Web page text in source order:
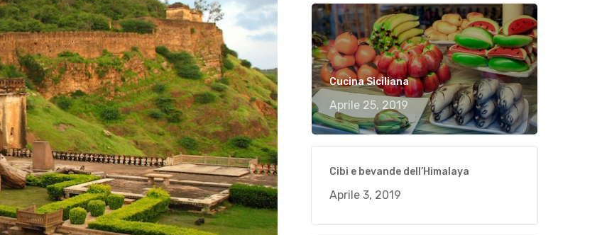
Cucina Siciliana
Aprile 25, 2019
Cibi e bevande dell’Himalaya
Aprile 3, 2019